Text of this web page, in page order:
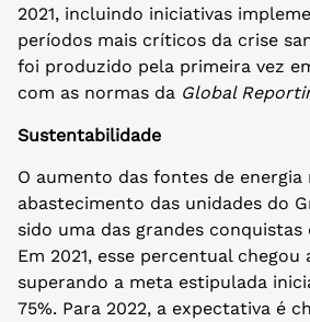
2021, incluindo iniciativas
períodos mais críticos da crise
foi produzido pela primeira vez
com as normas da Global
Sustentabilidade
O aumento das fontes de energia
abastecimento das unidades do
sido uma das grandes
Em 2021, esse percentual chegou
superando a meta estipulada
75%. Para 2022, a expectativa é